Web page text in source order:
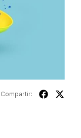
Compartir: